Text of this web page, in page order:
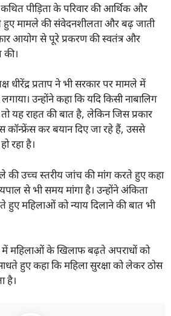
कथित पीड़िता के परिवार की आर्थिक और
हुए मामले की संवेदनशीलता और बढ़ जाती
आयोग से पूरे प्रकरण की स्वतंत्र और
की।
धीरेंद्र प्रताप ने भी सरकार पर मामले में
उन्होंने कहा कि यदि किसी नाबालिग
यह राहत की बात है, लेकिन जिस प्रकार
कॉन्फ्रेंस कर बयान दिए जा रहे हैं, उससे
रहा है।
की उच्च स्तरीय जांच की मांग करते हुए कहा
से भी समय मांगा है। उन्होंने अंकिता
हुए महिलाओं को न्याय दिलाने की बात भी
में महिलाओं के खिलाफ बढ़ते अपराधों को
हुए कहा कि महिला सुरक्षा को लेकर ठोस
है।